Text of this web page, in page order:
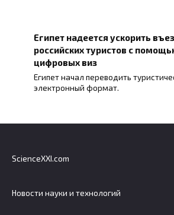
Египет надеется ускорить
российских туристов с
цифровых виз
Египет начал переводить
электронный формат.
ScienceXXI.com
Новости науки и технологий